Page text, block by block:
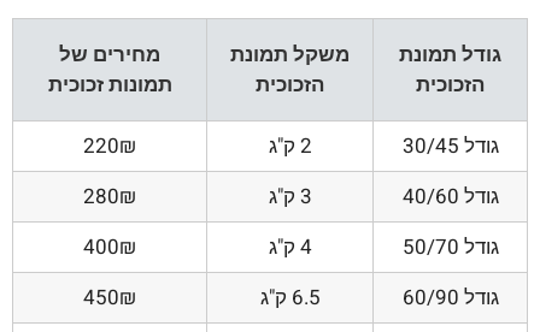
גודל תמונת
הזכוכית
משקל תמונת
הזכוכית
מחירים של
תמונות זכוכית
גודל 30/45 2 ק"ג
220₪
גודל 40/60
3 ק"ג
280₪
גודל 50/70
4 ק"ג
400₪
גודל 60/90
6.5 ק"ג
450₪